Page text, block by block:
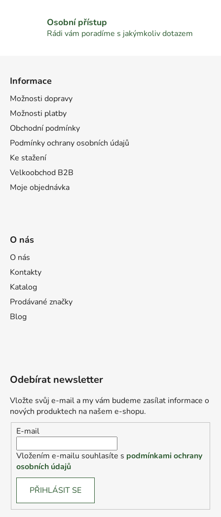
y
Osobní přístup
Rádi vám poradíme s jakýmkoliv dotazem
Informace
Možnosti dopravy
Možnosti platby
Obchodní podmínky
Podmínky ochrany osobních údajů
Ke stažení
Velkoobchod B2B
Moje objednávka
O nás
O nás
Kontakty
Katalog
Prodávané značky
Blog
Odebírat newsletter
Vložte svůj e-mail a my vám budeme zasílat informace o
nových produktech na našem e-shopu.
E-mail
Vložením e-mailu souhlasíte s podmínkami ochrany
osobních údajů
PŘIHLÁSIT SE